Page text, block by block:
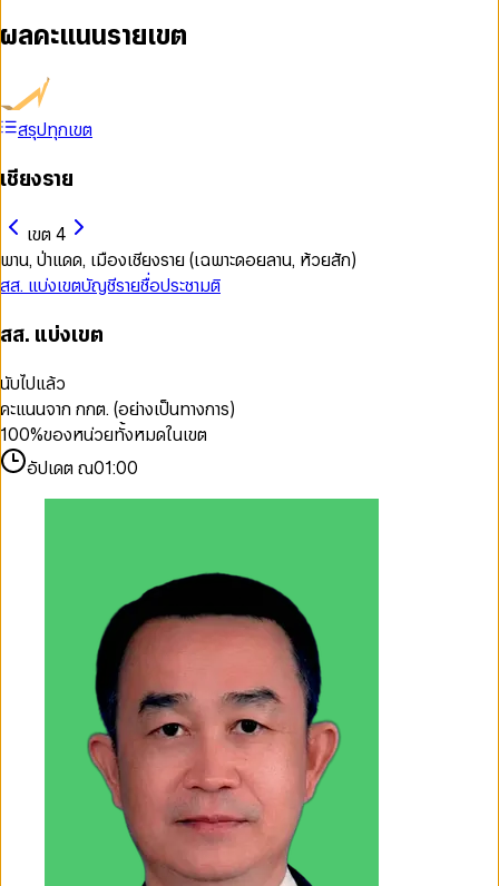
ผลคะแนนรายเขต
สรุปทุกเขต
เชียงราย
เขต 4
พาน, ป่าแดด, เมืองเชียงราย (เฉพาะดอยลาน, ห้วยสัก)
สส. แบ่งเขตบัญชีรายชื่อประชามติ
สส. แบ่งเขต
นับไปแล้ว
คะแนนจาก กกต. (อย่างเป็นทางการ)
100%ของหน่วยทั้งหมดในเขต
อัปเดต ณ01:00